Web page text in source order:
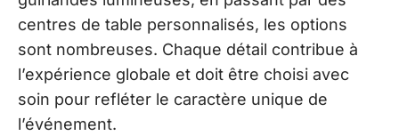
centres de table personnalisés, les options
sont nombreuses. Chaque détail contribue à
l’expérience globale et doit être choisi avec
soin pour refléter le caractère unique de
l’événement.